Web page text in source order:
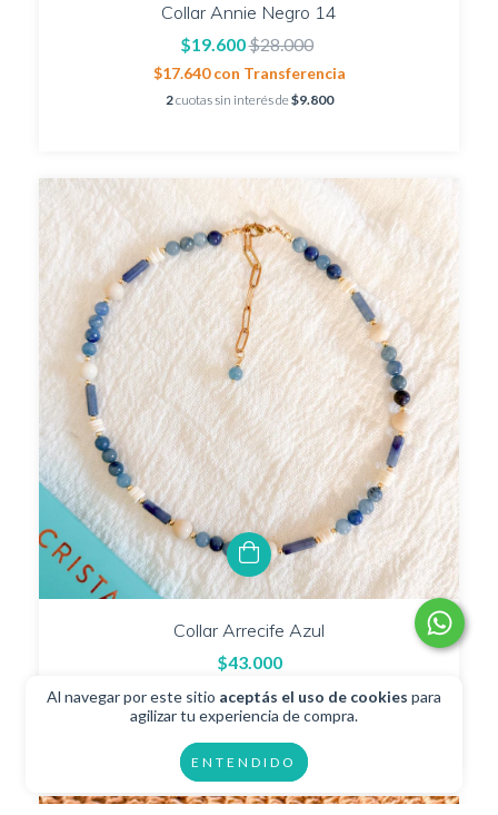
Al navegar por este sitio aceptás el uso de cookies para
agilizar tu experiencia de compra.
ENTENDIDO
Collar Annie Negro 14
$19.600$28.000
$17.640con Transferencia
2cuotas sin interés de$9.800
Collar Arrecife Azul
$43.000
$38.700conTransferencia
2cuotas sin interés de$21.500